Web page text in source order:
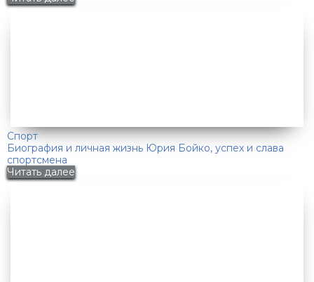
Спорт
Биография и личная жизнь Юрия Бойко, успех и слава
спортсмена
Читать далее